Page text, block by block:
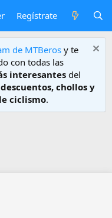
Regístrate
de MTBeros y te
con todas las
interesantes del
descuentos, chollos y
ciclismo.